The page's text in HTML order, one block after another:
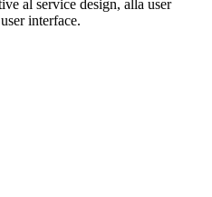
al service design, alla user
interface.